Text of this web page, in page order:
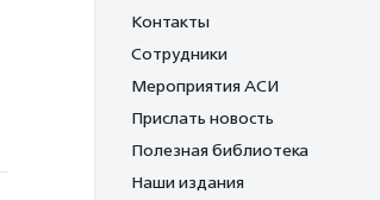
Контакты
Сотрудники
Мероприятия АСИ
Прислать новость
Полезная библиотека
Наши издания